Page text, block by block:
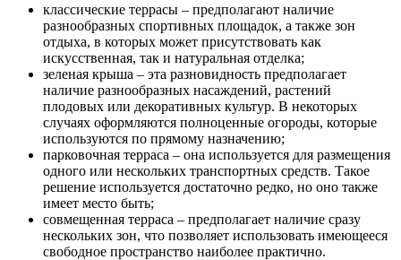
классические террасы – предполагают наличие
разнообразных спортивных площадок, а также зон
отдыха, в которых может присутствовать как
искусственная, так и натуральная отделка;
зеленая крыша – эта разновидность предполагает
наличие разнообразных насаждений, растений
плодовых или декоративных культур. В некоторых
случаях оформляются полноценные огороды, которые
используются по прямому назначению;
парковочная терраса – она используется для размещения
одного или нескольких транспортных средств. Такое
решение используется достаточно редко, но оно также
имеет место быть;
совмещенная терраса – предполагает наличие сразу
нескольких зон, что позволяет использовать имеющееся
свободное пространство наиболее практично.